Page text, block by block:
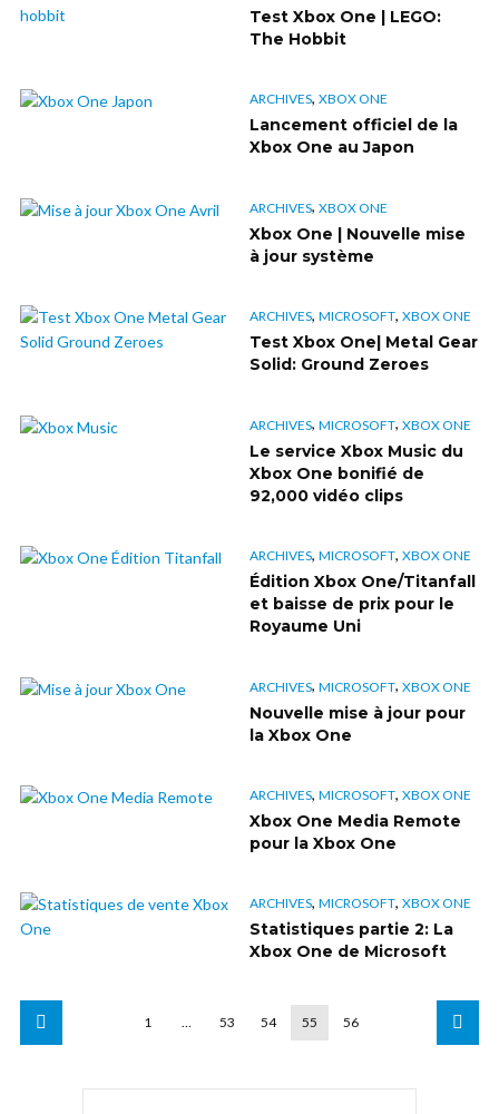
Test Xbox One | LEGO:
The Hobbit
ARCHIVES, XBOX ONE
Lancement officiel de la
Xbox One au Japon
ARCHIVES, XBOX ONE
Xbox One | Nouvelle mise
à jour système
ARCHIVES, MICROSOFT, XBOX ONE
Test Xbox One| Metal Gear
Solid: Ground Zeroes
ARCHIVES, MICROSOFT, XBOX ONE
Le service Xbox Music du
Xbox One bonifié de
92,000 vidéo clips
ARCHIVES, MICROSOFT, XBOX ONE
Édition Xbox One/Titanfall
et baisse de prix pour le
Royaume Uni
ARCHIVES, MICROSOFT, XBOX ONE
Nouvelle mise à jour pour
la Xbox One
ARCHIVES, MICROSOFT, XBOX ONE
Xbox One Media Remote
pour la Xbox One
ARCHIVES, MICROSOFT, XBOX ONE
Statistiques partie 2: La
Xbox One de Microsoft
1 … 53 54 55 56